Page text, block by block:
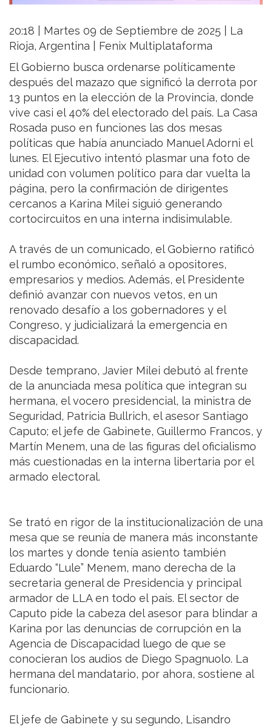
20:18 | Martes 09 de Septiembre de 2025 | La
Rioja, Argentina | Fenix Multiplataforma
El Gobierno busca ordenarse políticamente
después del mazazo que significó la derrota por
13 puntos en la elección de la Provincia, donde
vive casi el 40% del electorado del país. La Casa
Rosada puso en funciones las dos mesas
políticas que había anunciado Manuel Adorni el
lunes. El Ejecutivo intentó plasmar una foto de
unidad con volumen político para dar vuelta la
página, pero la confirmación de dirigentes
cercanos a Karina Milei siguió generando
cortocircuitos en una interna indisimulable.
A través de un comunicado, el Gobierno ratificó
el rumbo económico, señaló a opositores,
empresarios y medios. Además, el Presidente
definió avanzar con nuevos vetos, en un
renovado desafío a los gobernadores y el
Congreso, y judicializará la emergencia en
discapacidad.
Desde temprano, Javier Milei debutó al frente
de la anunciada mesa política que integran su
hermana, el vocero presidencial, la ministra de
Seguridad, Patricia Bullrich, el asesor Santiago
Caputo; el jefe de Gabinete, Guillermo Francos, y
Martín Menem, una de las figuras del oficialismo
más cuestionadas en la interna libertaria por el
armado electoral.
Se trató en rigor de la institucionalización de una
mesa que se reunía de manera más inconstante
los martes y donde tenía asiento también
Eduardo “Lule” Menem, mano derecha de la
secretaria general de Presidencia y principal
armador de LLA en todo el país. El sector de
Caputo pide la cabeza del asesor para blindar a
Karina por las denuncias de corrupción en la
Agencia de Discapacidad luego de que se
conocieran los audios de Diego Spagnuolo. La
hermana del mandatario, por ahora, sostiene al
funcionario.
El jefe de Gabinete y su segundo, Lisandro